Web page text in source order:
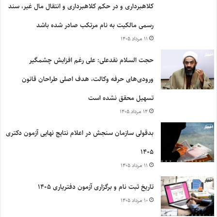
کلاهبرداری و در حکم کلاهبرداری و انتقال مال غیر، سند
رسمی مالکیت به نام مرتکب صادر شده باشد
۱۱ مرداد ۱۴۰۵
حجت السلام نقدعلی: علی رغم افزایش چشمگیر
ورودی‌های حرفه وکالت، هدف اصلی طراحان قانون
تسهیل محقق نشده است
۱۴ مرداد ۱۴۰۵
بدقولی سازمان سنجش در اعلام نتایج نهایی آزمون دکتری
۱۴۰۵
۱۱ مرداد ۱۴۰۵
تاریخ ثبت نام و برگزاری آزمون دفتریاری ۱۴۰۵
۱۰ مرداد ۱۴۰۵